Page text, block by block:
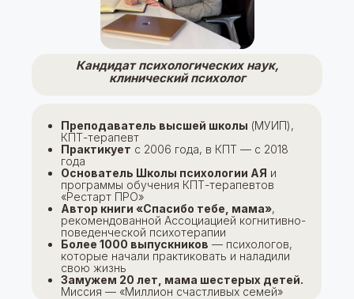
Кандидат психологических наук,
клинический психолог
Преподаватель высшей школы (МУИП),
КПТ-терапевт
Практикует с 2006 года, в КПТ — с 2018
года
Основатель Школы психологии АЯ и
программы обучения КПТ-терапевтов
«Рестарт ПРО»
Автор книги «Спасибо тебе, мама»,
рекомендованной Ассоциацией когнитивно-
поведенческой психотерапии
Более 1000 выпускников — психологов,
которые начали практиковать и наладили
свою жизнь
Замужем 20 лет, мама шестерых детей.
Миссия — «Миллион счастливых семей»